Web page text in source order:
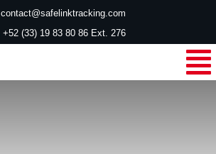
contact@safelinktracking.com
+52 (33) 19 83 80 86 Ext. 276